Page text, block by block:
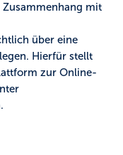
Zusammenhang mit
über eine
Hierfür stellt
zur Online-